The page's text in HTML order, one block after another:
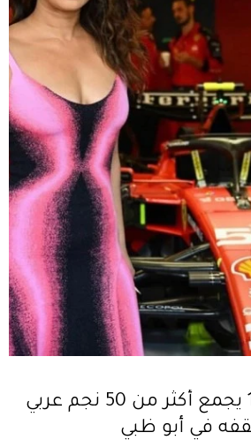
سباق فورمولا 1 يجمع أكثر من 50 نجم عربي
في أبو ظبي